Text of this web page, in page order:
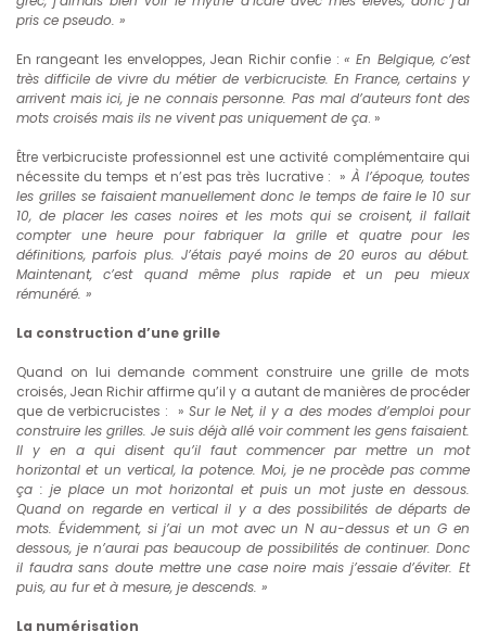
pris ce pseudo. »
En rangeant les enveloppes, Jean Richir confie : « En Belgique, c’est
très difficile de vivre du métier de verbicruciste. En France, certains y
arrivent mais ici, je ne connais personne. Pas mal d’auteurs font des
mots croisés mais ils ne vivent pas uniquement de ça. »
Être verbicruciste professionnel est une activité complémentaire qui
nécessite du temps et n’est pas très lucrative : » À l’époque, toutes
les grilles se faisaient manuellement donc le temps de faire le 10 sur
10, de placer les cases noires et les mots qui se croisent, il fallait
compter une heure pour fabriquer la grille et quatre pour les
définitions, parfois plus. J’étais payé moins de 20 euros au début.
Maintenant, c’est quand même plus rapide et un peu mieux
rémunéré. »
La construction d’une grille
Quand on lui demande comment construire une grille de mots
croisés, Jean Richir affirme qu’il y a autant de manières de procéder
que de verbicrucistes : » Sur le Net, il y a des modes d’emploi pour
construire les grilles. Je suis déjà allé voir comment les gens faisaient.
Il y en a qui disent qu’il faut commencer par mettre un mot
horizontal et un vertical, la potence. Moi, je ne procède pas comme
ça : je place un mot horizontal et puis un mot juste en dessous.
Quand on regarde en vertical il y a des possibilités de départs de
mots. Évidemment, si j’ai un mot avec un N au-dessus et un G en
dessous, je n’aurai pas beaucoup de possibilités de continuer. Donc
il faudra sans doute mettre une case noire mais j’essaie d’éviter. Et
puis, au fur et à mesure, je descends. »
La numérisation